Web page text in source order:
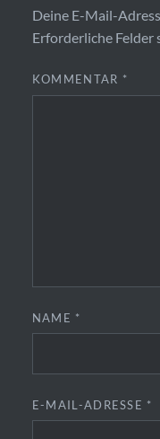
Deine E-Mail-
Erforderliche Felder
KOMMENTAR *
NAME *
E-MAIL-ADRESSE *